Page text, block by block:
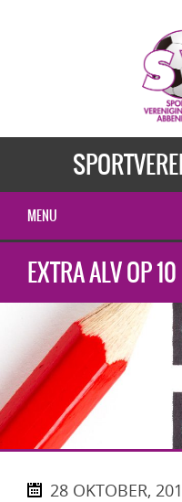
MENU
EXTRA ALV OP
28 OKTOBER,